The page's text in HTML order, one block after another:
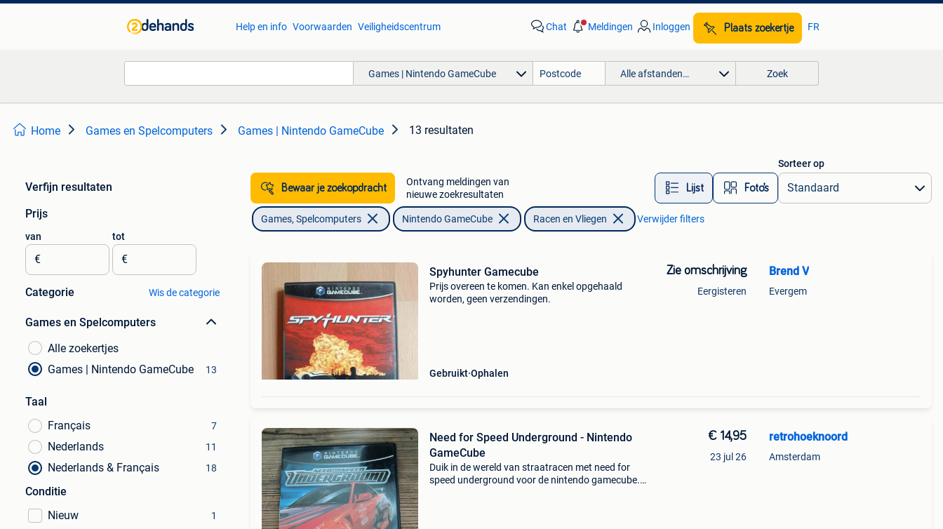
Help en info Voorwaarden Veiligheidscentrum Chat Meldingen Inloggen Plaats zoekertje FR
Games | Nintendo GameCube Alle afstanden… Zoek
Home Games en Spelcomputers Games | Nintendo GameCube 13 resultaten
Verfijn resultaten
Prijs
van
€
tot
€
Categorie Wis de categorie
Games en Spelcomputers
Alle zoekertjes
Games | Nintendo GameCube
13
Taal
Français
7
Nederlands 11
Nederlands & Français 18
Conditie
Nieuw
1
Bewaar je zoekopdracht
Ontvang meldingen van
nieuwe zoekresultaten
Lijst Foto’s
Sorteer op
Games, Spelcomputers Nintendo GameCube Racen en Vliegen Verwijder filters
Spyhunter Gamecube
Prijs overeen te komen. Kan enkel opgehaald
worden, geen verzendingen.
Gebruikt Ophalen
Zie omschrijving
Eergisteren
Brend V
Evergem
Need for Speed Underground - Nintendo
GameCube
Duik in de wereld van straatracen met need for
speed underground voor de nintendo gamecube.
€ 14,95
23 jul 26
retrohoeknoord
Amsterdam